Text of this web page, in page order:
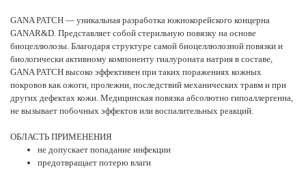
GANA PATCH — уникальная разработка южнокорейского концерна
GANAR&D. Представляет собой стерильную повязку на основе
биоцеллюлозы. Благодаря структуре самой биоцеллюлозной повязки и
биологически активному компоненту гиалуроната натрия в составе,
GANA PATCH высоко эффективен при таких поражениях кожных
покровов как ожоги, пролежни, последствий механических травм и при
других дефектах кожи. Медицинская повязка абсолютно гипоаллергенна,
не вызывает побочных эффектов или воспалительных реакций.
ОБЛАСТЬ ПРИМЕНЕНИЯ
не допускает попадание инфекции
предотвращает потерю влаги